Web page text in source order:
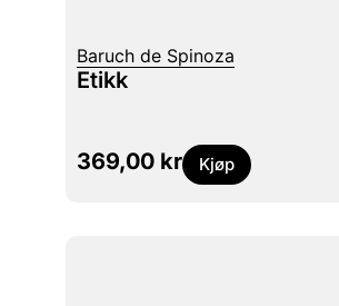
Baruch de Spinoza
Etikk
369,00 kr Kjøp